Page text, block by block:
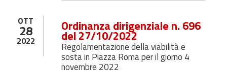
OTT
28
2022
Ordinanza dirigenziale n. 696
del 27/10/2022
Regolamentazione della viabilità e
sosta in Piazza Roma per il giorno 4
novembre 2022